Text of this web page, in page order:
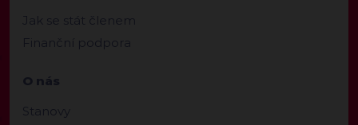
Jak se stát členem
Finanční podpora
O nás
Stanovy